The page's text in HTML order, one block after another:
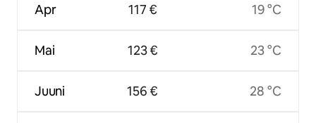
Apr
Mai
Juuni
117 €
123 €
156 €
19 °C
23 °C
28 °C